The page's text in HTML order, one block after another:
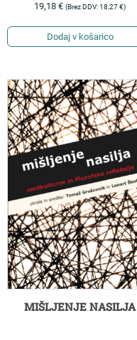
19,18€ (Brez DDV:18,27€)
Dodaj v košarico
MIŠLJENJE NASILJA